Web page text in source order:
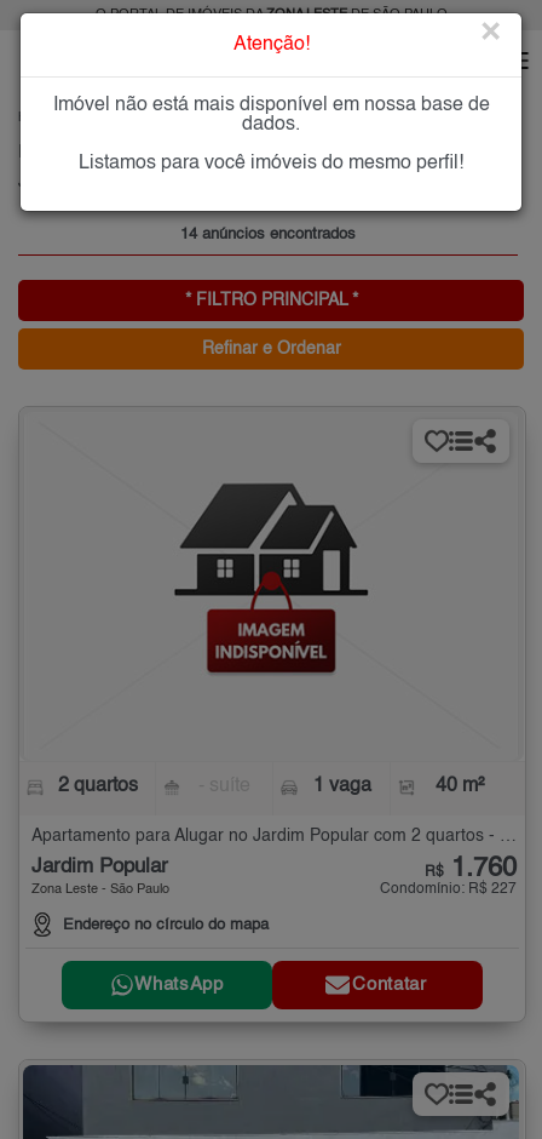
O PORTAL DE IMÓVEIS DAZONA LESTEDE SÃO PAULO
JARDIM POPULAR
Jardim Popular, Zona Leste
14 anúncios encontrados
* FILTRO PRINCIPAL *
Refinar e Ordenar
2 quartos 1 vaga 40 m²
Jardim Popular
Zona Leste - São Paulo
Endereço no círculo do mapa
R$ 1.760
Condomínio: R$ 227
WhatsApp Contatar
Atenção! ×
Imóvel não está mais disponível em nossa base de
dados.
Listamos para você imóveis do mesmo perfil!